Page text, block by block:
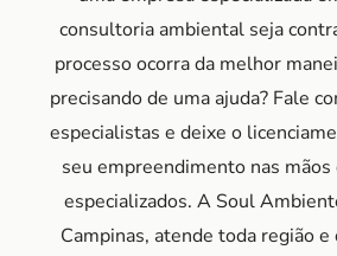
consultoria ambiental seja
processo ocorra da melhor
precisando de uma ajuda? Fale
especialistas e deixe o
seu empreendimento nas
especializados. A Soul
Campinas, atende toda região e